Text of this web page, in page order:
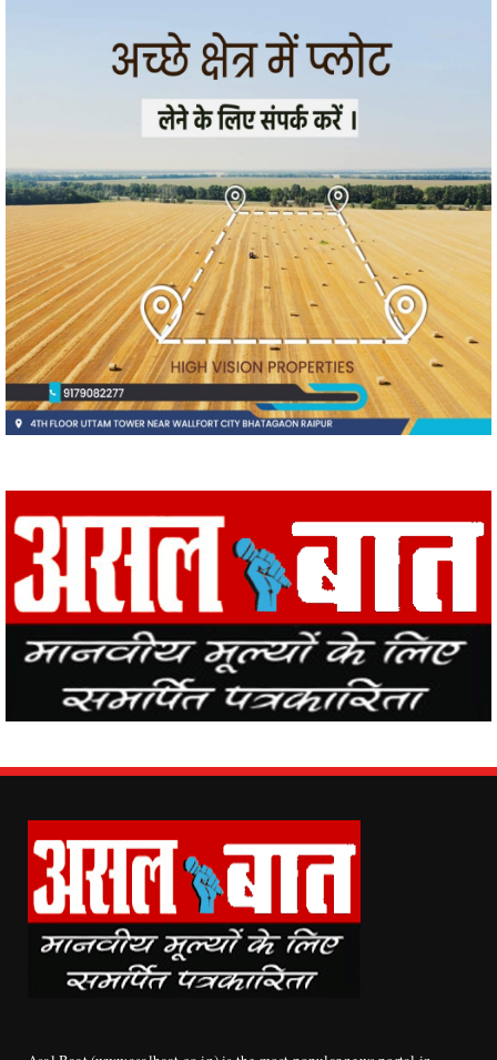
Asal Baat (www.asalbaat.co.in) is the most popular news portal in